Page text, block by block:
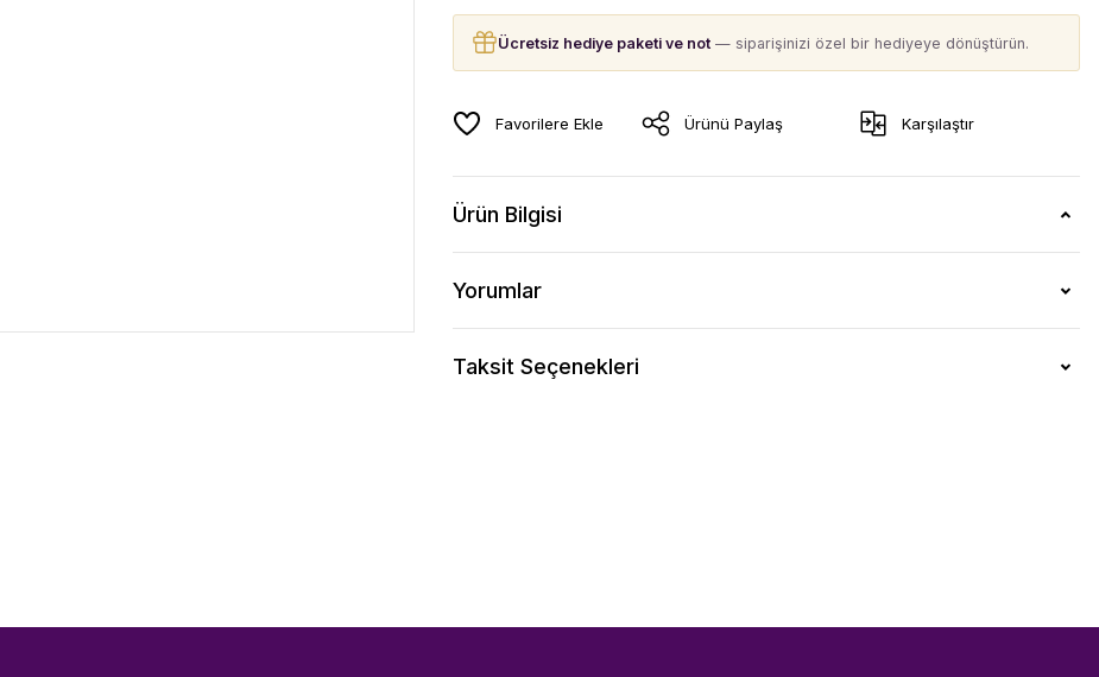
Ücretsiz hediye paketi ve not — siparişinizi özel bir hediyeye dönüştürün.
Ürünü Paylaş Karşılaştır
Ürün Bilgisi
Yorumlar
Taksit Seçenekleri